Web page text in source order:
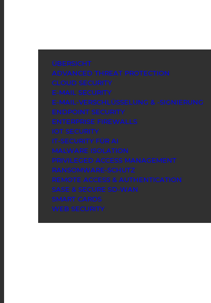
ÜBERSICHT
ADVANCED THREAT PROTECTION
CLOUD SECURITY
E-MAIL SECURITY
E-MAIL-VERSCHLÜSSELUNG & -SIGNIERUNG
ENDPOINT SECURITY
ENTERPRISE FIREWALLS
IOT SECURITY
IT-SECURITY FÜR AI
MALWARE ISOLATION
PRIVILEGED ACCESS MANAGEMENT
RANSOMWARE-SCHUTZ
REMOTE ACCESS & AUTHENTICATION
SASE & SECURE SD-WAN
SMART CARDS
WEB SECURITY